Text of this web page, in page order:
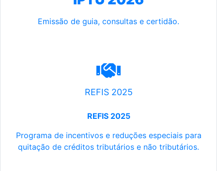
Emissão de guia, consultas e certidão.
REFIS 2025
REFIS 2025
Programa de incentivos e reduções especiais para
quitação de créditos tributários e não tributários.